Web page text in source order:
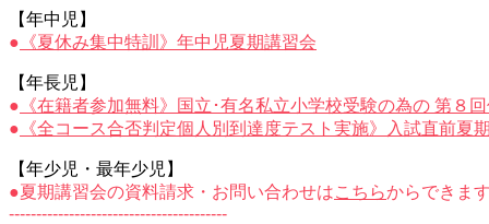
【年中児】
● 《夏休み集中特訓》年中児夏期講習会
【年長児】
● 《在籍者参加無料》国立･有名私立小学校受験の為の 第８
● 《全コース合否判定個人別到達度テスト実施》入試直前夏
【年少児・最年少児】
●夏期講習会の資料請求・お問い合わせはこちらからできま
----------------------------------------